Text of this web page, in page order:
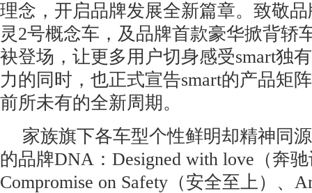
理念，开启品牌发展全新篇章。致敬品
灵2号概念车，及品牌首款豪华掀背轿
袂登场，让更多用户切身感受smart独
力的同时，也正式宣告smart的产品矩
前所未有的全新周期。
家族旗下各车型个性鲜明却精神同
的品牌DNA：Designed with love（奔
Compromise on Safety（安全至上）、